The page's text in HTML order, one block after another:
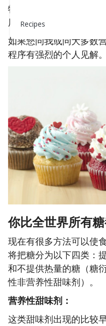
Recipes
物质，这种物质通常被
用条件下是安全的，并
如果您问我或问大多数
程序有强烈的个人见解。
你比全世界所有
现在有很多方法可以使
将把糖分为以下四类：
和不提供热量的糖（糖
性非营养性甜味剂）。
营养性甜味剂：
这类甜味剂出现的比较